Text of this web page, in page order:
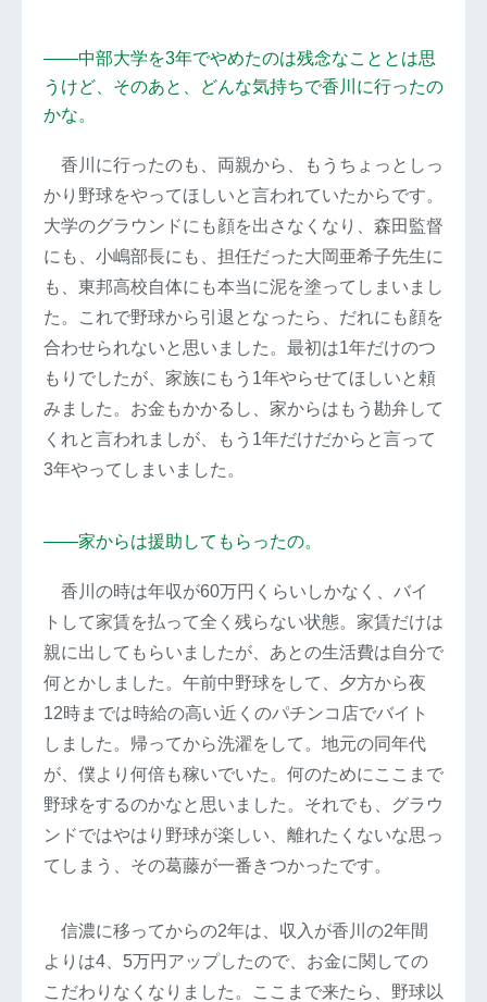
――中部大学を3年でやめたのは残念なこととは思
うけど、そのあと、どんな気持ちで香川に行ったの
かな。
香川に行ったのも、両親から、もうちょっとしっ
かり野球をやってほしいと言われていたからです。
大学のグラウンドにも顔を出さなくなり、森田監督
にも、小嶋部長にも、担任だった大岡亜希子先生に
も、東邦高校自体にも本当に泥を塗ってしまいまし
た。これで野球から引退となったら、だれにも顔を
合わせられないと思いました。最初は1年だけのつ
もりでしたが、家族にもう1年やらせてほしいと頼
みました。お金もかかるし、家からはもう勘弁して
くれと言われましが、もう1年だけだからと言って
3年やってしまいました。
――家からは援助してもらったの。
香川の時は年収が60万円くらいしかなく、バイ
トして家賃を払って全く残らない状態。家賃だけは
親に出してもらいましたが、あとの生活費は自分で
何とかしました。午前中野球をして、夕方から夜
12時までは時給の高い近くのパチンコ店でバイト
しました。帰ってから洗濯をして。地元の同年代
が、僕より何倍も稼いでいた。何のためにここまで
野球をするのかなと思いました。それでも、グラウ
ンドではやはり野球が楽しい、離れたくないな思っ
てしまう、その葛藤が一番きつかったです。
信濃に移ってからの2年は、収入が香川の2年間
よりは4、5万円アップしたので、お金に関しての
こだわりなくなりました。ここまで来たら、野球以